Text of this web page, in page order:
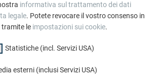
continua sulla variabilità delle
liscia per ilnastro Prefalz, opaca e
, tridimensionale e sfaccettata per la
naturale e i raggi solari, di volta in volta
nuovi di rifrazione, contrasto
informativa sul trattamento dei dati
legale. Potete revocare il vostro consenso in
le impostazioni sui cookie.
Statistiche (incl. Servizi USA)
esterni (inclusi Servizi USA)